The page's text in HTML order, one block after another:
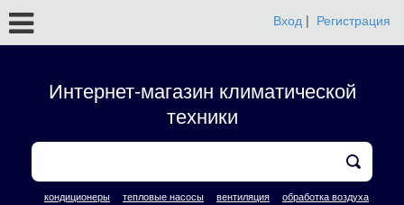
Вход | Регистрация
Интернет-магазин климатической
техники
кондиционеры тепловые насосы вентиляция
обработка воздуха